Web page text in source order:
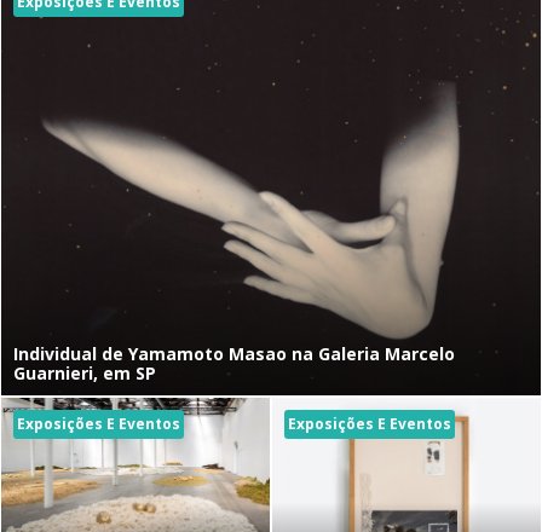
Individual de Yamamoto Masao na Galeria Marcelo
Guarnieri, em SP
Exposições E Eventos Exposições E Eventos